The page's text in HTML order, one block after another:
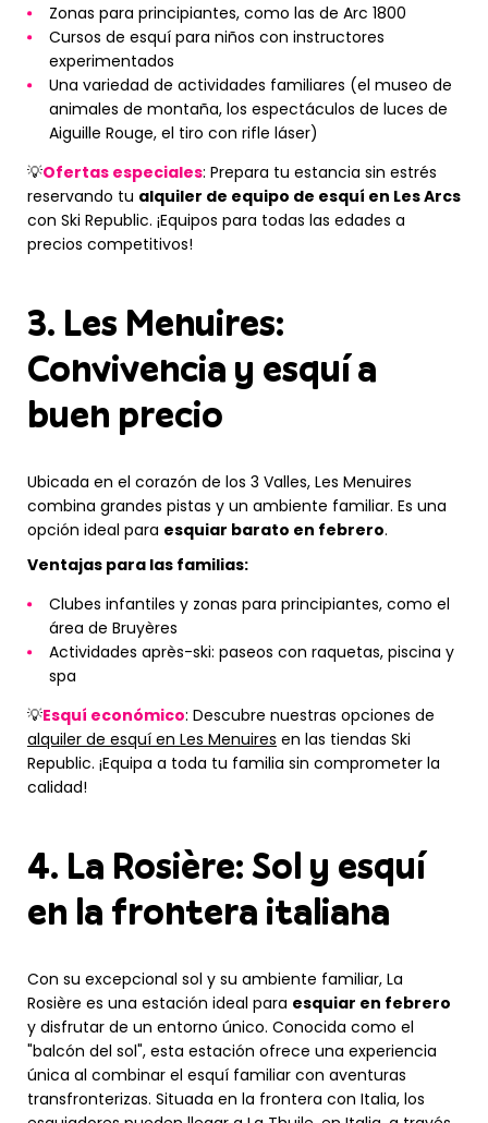
Zonas para principiantes, como las de Arc 1800
Cursos de esquí para niños con instructores
experimentados
Una variedad de actividades familiares (el museo de
animales de montaña, los espectáculos de luces de
Aiguille Rouge, el tiro con rifle láser)
💡Ofertas especiales: Prepara tu estancia sin estrés
reservando tu alquiler de equipo de esquí en Les Arcs
con Ski Republic. ¡Equipos para todas las edades a
precios competitivos!
3. Les Menuires:
Convivencia y esquí a
buen precio
Ubicada en el corazón de los 3 Valles, Les Menuires
combina grandes pistas y un ambiente familiar. Es una
opción ideal para esquiar barato en febrero.
Ventajas para las familias:
Clubes infantiles y zonas para principiantes, como el
área de Bruyères
Actividades après-ski: paseos con raquetas, piscina y
spa
💡Esquí económico: Descubre nuestras opciones de
alquiler de esquí en Les Menuires en las tiendas Ski
Republic. ¡Equipa a toda tu familia sin comprometer la
calidad!
4. La Rosière: Sol y esquí
en la frontera italiana
Con su excepcional sol y su ambiente familiar, La
Rosière es una estación ideal para esquiar en febrero
y disfrutar de un entorno único. Conocida como el
"balcón del sol", esta estación ofrece una experiencia
única al combinar el esquí familiar con aventuras
transfronterizas. Situada en la frontera con Italia, los